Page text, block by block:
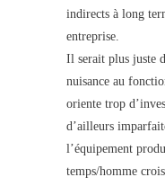
indirects à long
entreprise.
Il serait plus juste
nuisance au
oriente trop
d’ailleurs
l’équipement
temps/homme